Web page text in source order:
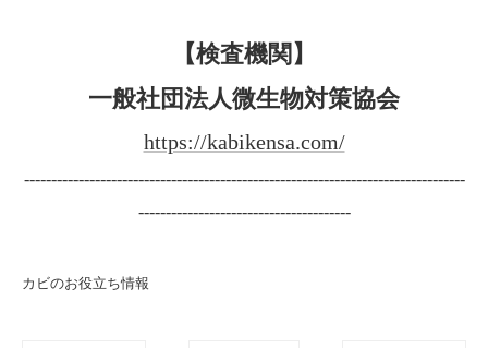
【検査機関】
一般社団法人微生物対策協会
https://kabikensa.com/
---------------------------------------------------------------------------------
---------------------------------------
カビのお役立ち情報